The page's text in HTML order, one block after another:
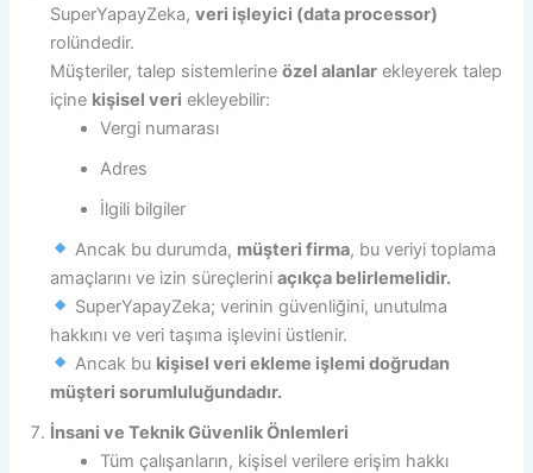
SuperYapayZeka,veri işleyici (data processor)
rolündedir.
Müşteriler, talep sistemlerineözel alanlar ekleyerek talep
içine kişisel veri ekleyebilir:
Vergi numarası
Adres
İlgili bilgiler
Ancak bu durumda, müşteri firma, bu veriyi toplama
amaçlarını ve izin süreçleriniaçıkça belirlemelidir.
SuperYapayZeka; verinin güvenliğini, unutulma
hakkını ve veri taşıma işlevini üstlenir.
Ancak bu kişisel veri ekleme işlemi doğrudan
müşteri sorumluluğundadır.
İnsani ve Teknik Güvenlik Önlemleri
Tüm çalışanların, kişisel verilere erişim hakkı